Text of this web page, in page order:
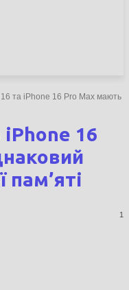
та iPhone 16 Pro Max мають
16
пам’яті
1